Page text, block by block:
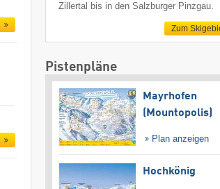
Zillertal bis in den Salzburger Pinzgau.
Zum
Pistenpläne
Mayrhofen
(Mountopolis)
Plan anzeigen
Hochkönig